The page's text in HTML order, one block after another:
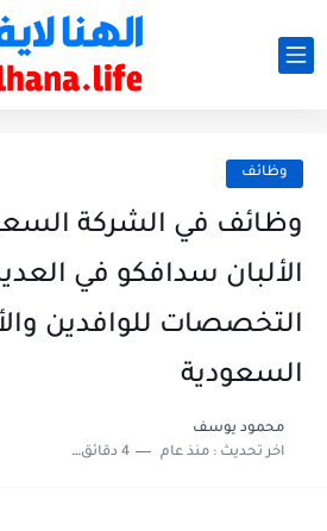
وظائف
وظائف في الشركة
الألبان سدافكو في
التخصصات للوافدين
السعودية
محمود يوسف
اخر تحديث :منذ عام 4 دقائق للقراءة